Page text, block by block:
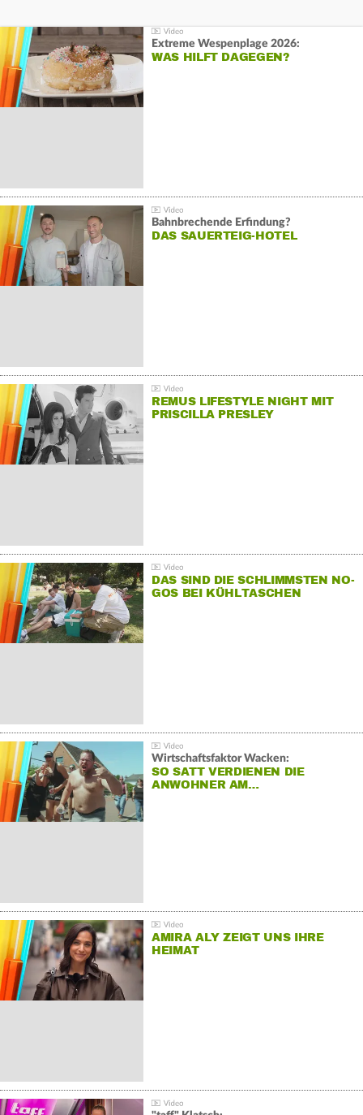
Extreme Wespenplage 2026:
WAS HILFT DAGEGEN?
Bahnbrechende Erfindung?
DAS SAUERTEIG-HOTEL
REMUS LIFESTYLE NIGHT MIT
PRISCILLA PRESLEY
DAS SIND DIE SCHLIMMSTEN NO-
GOS BEI KÜHLTASCHEN
Wirtschaftsfaktor Wacken:
SO SATT VERDIENEN DIE
ANWOHNER AM…
AMIRA ALY ZEIGT UNS IHRE
HEIMAT